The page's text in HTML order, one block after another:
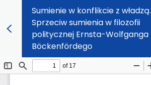
Sumienie w konflikcie z władzą.
Sprzeciw sumienia w filozofii
politycznej Ernsta-Wolfganga
Böckenfördego